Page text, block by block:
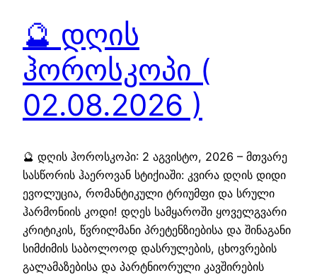
🔮 დღის
ჰოროსკოპი (
02.08.2026 )
🔮 დღის ჰოროსკოპი: 2 აგვისტო, 2026 – მთვარე
სასწორის ჰაეროვან სტიქიაში: კვირა დღის დიდი
ევოლუცია, რომანტიკული ტრიუმფი და სრული
ჰარმონიის კოდი! დღეს სამყაროში ყოველგვარი
კრიტიკის, წვრილმანი პრეტენზიებისა და შინაგანი
სიმძიმის საბოლოოდ დასრულების, ცხოვრების
გალამაზებისა და პარტნიორული კავშირების